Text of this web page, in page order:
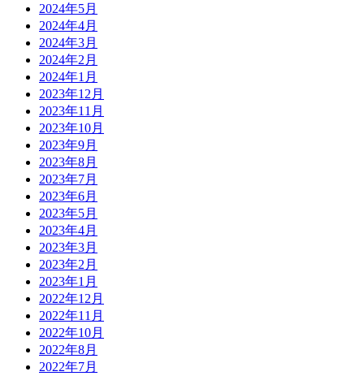
2024年5月
2024年4月
2024年3月
2024年2月
2024年1月
2023年12月
2023年11月
2023年10月
2023年9月
2023年8月
2023年7月
2023年6月
2023年5月
2023年4月
2023年3月
2023年2月
2023年1月
2022年12月
2022年11月
2022年10月
2022年8月
2022年7月